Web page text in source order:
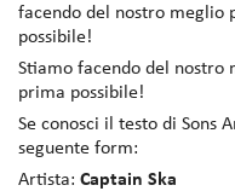
facendo del nostro meglio
possibile!
Stiamo facendo del nostro
prima possibile!
Se conosci il testo di Sons
seguente form:
Artista: Captain Ska